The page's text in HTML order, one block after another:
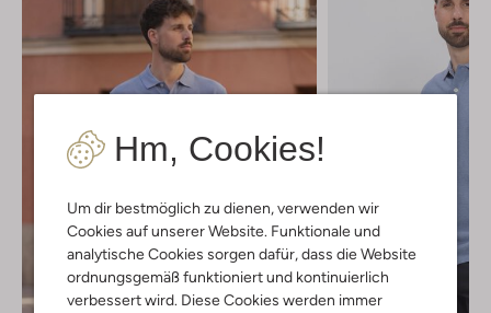
Hm, Cookies!
Um dir bestmöglich zu dienen, verwenden wir
Cookies auf unserer Website. Funktionale und
analytische Cookies sorgen dafür, dass die Website
ordnungsgemäß funktioniert und kontinuierlich
verbessert wird. Diese Cookies werden immer